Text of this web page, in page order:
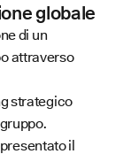
globale
di un
attraverso
strategico
il